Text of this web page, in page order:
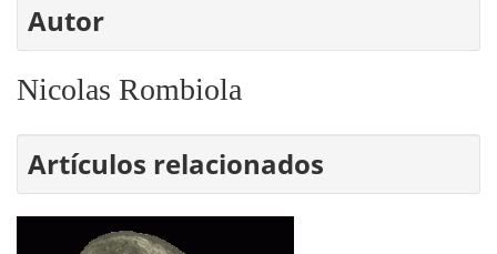
Autor
Nicolas Rombiola
Artículos relacionados